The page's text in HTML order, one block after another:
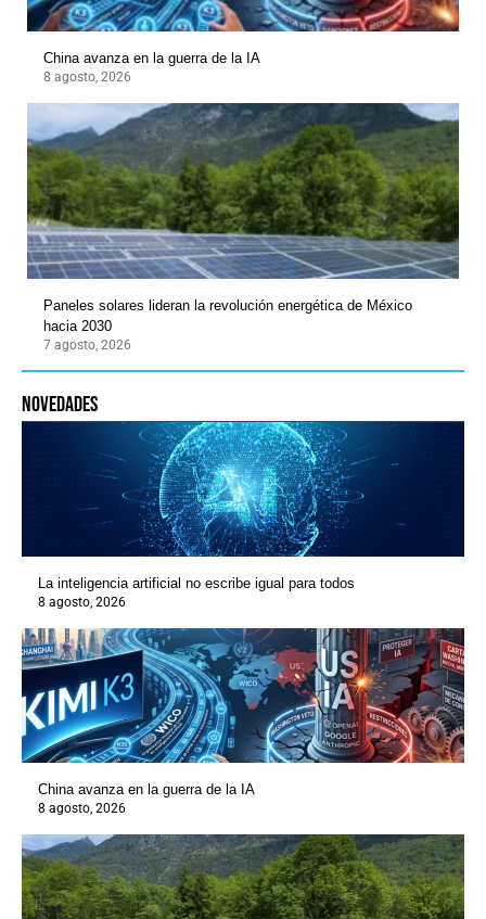
China avanza en la guerra de la IA
8 agosto, 2026
Paneles solares lideran la revolución energética de México
hacia 2030
7 agosto, 2026
novedades
La inteligencia artificial no escribe igual para todos
8 agosto, 2026
China avanza en la guerra de la IA
8 agosto, 2026